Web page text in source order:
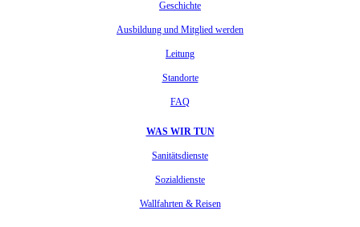
Geschichte
Ausbildung und Mitglied werden
Leitung
Standorte
FAQ
WAS WIR TUN
Sanitätsdienste
Sozialdienste
Wallfahrten & Reisen